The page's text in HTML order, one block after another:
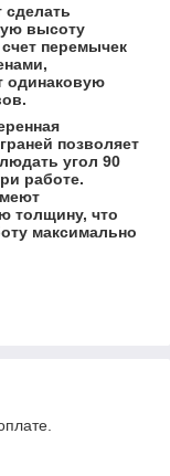
высоту
перемычек
одинаковую
позволяет
угол 90
работе.
толщину, что
максимально